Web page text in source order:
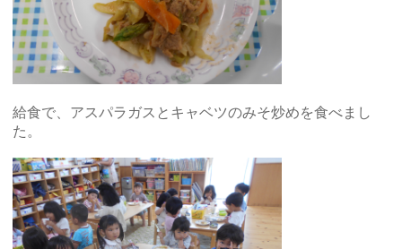
給食で、アスパラガスとキャベツのみそ炒めを食べまし
た。